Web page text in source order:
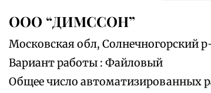
ООО “ДИМССОН”
Московская обл, Солнечногорский
Вариант работы : Файловый
Общее число автоматизированных